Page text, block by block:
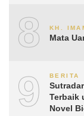
8 KH.
Mata
9 BERITA
Terbaik
Novel